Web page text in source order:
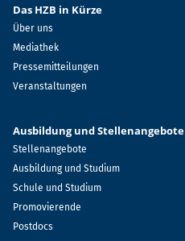
Das HZB in Kürze
Über uns
Mediathek
Pressemitteilungen
Veranstaltungen
Ausbildung und Stellenangebote
Stellenangebote
Ausbildung und Studium
Schule und Studium
Promovierende
Postdocs